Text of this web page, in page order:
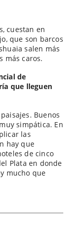
cuestan en
que son barcos
salen más
más caros.
de
que lleguen
Buenos
simpática. En
las
hay que
de cinco
Plata en donde
mucho que